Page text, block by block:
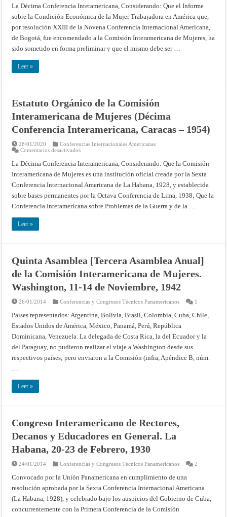
sobre
la
condición
la
mujer
trabajadora
en
América
La Décima Conferencia Interamericana, Considerando: Que el Informe
sobre la Condición Económica de la Mujer Trabajadora en América que,
por resolución XXIII de la Novena Conferencia Internacional Americana,
de Bogotá, fue encomendado a la Comisión Interamericana de Mujeres, ha
sido sometido en forma preliminar y que el mismo debe ser …
Leer »
Estatuto Orgánico de la Comisión
Interamericana de Mujeres (Décima
Conferencia Interamericana, Caracas – 1954)
28/01/2020
Conferencias Internacionales Americanas
Comentarios desactivadosen
Orgánico
de
la
Interamericana
Mujeres
(Décima
Conferencia
La Décima Conferencia Interamericana, Considerando: Que la Comisión
Interamericana de Mujeres es una institución oficial creada por la Sexta
Conferencia Internacional Americana de La Habana, 1928, y establecida
sobre bases permanentes por la Octava Conferencia de Lima, 1938; Que la
Conferencia Interamericana sobre Problemas de la Guerra y de la …
Leer »
Quinta Asamblea [Tercera Asamblea Anual]
de la Comisión Interamericana de Mujeres.
Washington, 11-14 de Noviembre, 1942
26/01/2014 Conferencias y Congresos Técnicos Panamericanos 1
Países representados: Argentina, Bolivia, Brasil, Colombia, Cuba, Chile,
Estados Unidos de América, México, Panamá, Perú, República
Dominicana, Venezuela. La delegada de Costa Rica, la del Ecuador y la
del Paraguay, no pudieron realizar el viaje a Washington desde sus
respectivos países; pero enviaron a la Comisión (infra, Apéndice B, núm.
Leer »
Congreso Interamericano de Rectores,
Decanos y Educadores en General. La
Habana, 20-23 de Febrero, 1930
24/01/2014 Conferencias y Congresos Técnicos Panamericanos 2
Convocado por la Unión Panamericana en cumplimiento de una
resolución aprobada por la Sexta Conferencia Internacional Americana
(La Habana, 1928), y celebrado bajo los auspicios del Gobierno de Cuba,
concurrentemente con la Primera Conferencia de la Comisión